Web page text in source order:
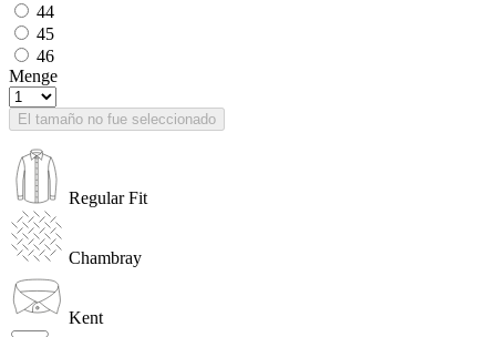
44
45
46
Menge
El tamaño no fue seleccionado
Regular Fit
Chambray
Kent